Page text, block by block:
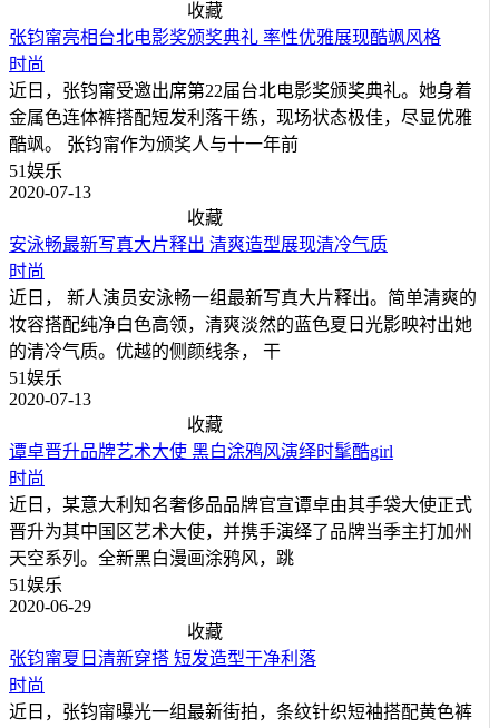
收藏
张钧甯亮相台北电影奖颁奖典礼 率性优雅展现酷飒风格
时尚
近日，张钧甯受邀出席第22届台北电影奖颁奖典礼。她身着
金属色连体裤搭配短发利落干练，现场状态极佳，尽显优雅
酷飒。 张钧甯作为颁奖人与十一年前
51娱乐
2020-07-13
收藏
安泳畅最新写真大片释出 清爽造型展现清冷气质
时尚
近日， 新人演员安泳畅一组最新写真大片释出。简单清爽的
妆容搭配纯净白色高领，清爽淡然的蓝色夏日光影映衬出她
的清冷气质。优越的侧颜线条， 干
51娱乐
2020-07-13
收藏
谭卓晋升品牌艺术大使 黑白涂鸦风演绎时髦酷girl
时尚
近日，某意大利知名奢侈品品牌官宣谭卓由其手袋大使正式
晋升为其中国区艺术大使，并携手演绎了品牌当季主打加州
天空系列。全新黑白漫画涂鸦风，跳
51娱乐
2020-06-29
收藏
张钧甯夏日清新穿搭 短发造型干净利落
时尚
近日，张钧甯曝光一组最新街拍，条纹针织短袖搭配黄色裤